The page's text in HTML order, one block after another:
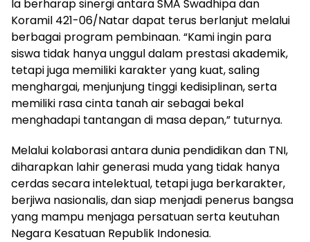
Ia berharap sinergi antara SMA Swadhipa dan
Koramil 421-06/Natar dapat terus berlanjut melalui
berbagai program pembinaan. “Kami ingin para
siswa tidak hanya unggul dalam prestasi akademik,
tetapi juga memiliki karakter yang kuat, saling
menghargai, menjunjung tinggi kedisiplinan, serta
memiliki rasa cinta tanah air sebagai bekal
menghadapi tantangan di masa depan,” tuturnya.
Melalui kolaborasi antara dunia pendidikan dan TNI,
diharapkan lahir generasi muda yang tidak hanya
cerdas secara intelektual, tetapi juga berkarakter,
berjiwa nasionalis, dan siap menjadi penerus bangsa
yang mampu menjaga persatuan serta keutuhan
Negara Kesatuan Republik Indonesia.